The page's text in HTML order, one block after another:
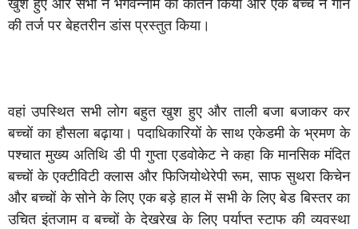
खुश हुए और सभी ने भगवन्नाम का कीर्तन किया और एक बच्चे ने गाने
की तर्ज पर बेहतरीन डांस प्रस्तुत किया।
वहां उपस्थित सभी लोग बहुत खुश हुए और ताली बजा बजाकर कर
बच्चों का हौसला बढ़ाया। पदाधिकारियों के साथ एकेडमी के भ्रमण के
पश्चात मुख्य अतिथि डी पी गुप्ता एडवोकेट ने कहा कि मानसिक मंदित
बच्चों के एक्टीविटी क्लास और फिजियोथेरेपी रूम, साफ सुथरा किचेन
और बच्चों के सोने के लिए एक बड़े हाल में सभी के लिए बेड बिस्तर का
उचित इंतजाम व बच्चों के देखरेख के लिए पर्याप्त स्टाफ की व्यवस्था